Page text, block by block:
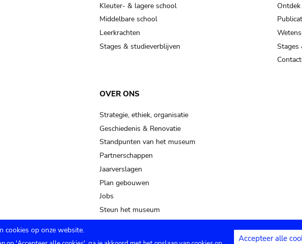
Kleuter- & lagere school
Middelbare school
Leerkrachten
Stages & studieverblijven
Stages
OVER ONS
Strategie, ethiek, organisatie
Geschiedenis & Renovatie
Standpunten van het museum
Partnerschappen
Jaarverslagen
Plan gebouwen
Jobs
Steun het museum
cookies op onze website.
Accepteer alle